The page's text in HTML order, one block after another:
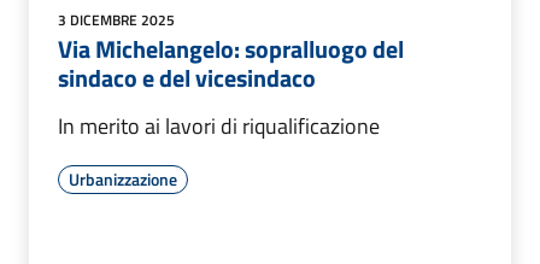
3 DICEMBRE 2025
Via Michelangelo: sopralluogo del
sindaco e del vicesindaco
In merito ai lavori di riqualificazione
Urbanizzazione